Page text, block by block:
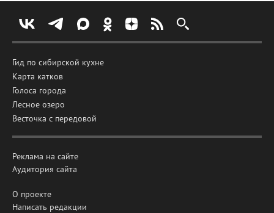
Гид по сибирской кухне
Карта катков
Голоса города
Лесное озеро
Весточка с передовой
Реклама на сайте
Аудитория сайта
О проекте
Написать редакции